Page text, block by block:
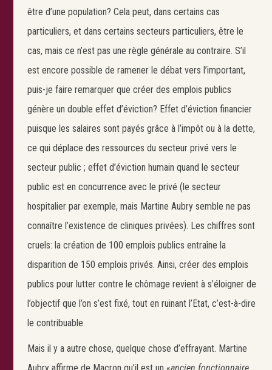
être d’une population? Cela peut, dans certains cas
particuliers, et dans certains secteurs particuliers, être le
cas, mais ce n’est pas une règle générale au contraire. S’il
est encore possible de ramener le débat vers l’important,
puis-je faire remarquer que créer des emplois publics
génère un double effet d’éviction? Effet d’éviction financier
puisque les salaires sont payés grâce à l’impôt ou à la dette,
ce qui déplace des ressources du secteur privé vers le
secteur public ; effet d’éviction humain quand le secteur
public est en concurrence avec le privé (le secteur
hospitalier par exemple, mais Martine Aubry semble ne pas
connaître l’existence de cliniques privées). Les chiffres sont
cruels: la création de 100 emplois publics entraîne la
disparition de 150 emplois privés. Ainsi, créer des emplois
publics pour lutter contre le chômage revient à s’éloigner de
l’objectif que l’on s’est fixé, tout en ruinant l’Etat, c’est-à-dire
le contribuable.
Mais il y a autre chose, quelque chose d’effrayant. Martine